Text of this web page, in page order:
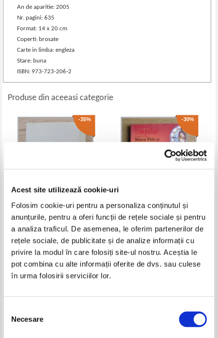
Acest site utilizează cookie-uri
Folosim cookie-uri pentru a personaliza conținutul și
anunțurile, pentru a oferi funcții de rețele sociale și pentru
a analiza traficul. De asemenea, le oferim partenerilor de
rețele sociale, de publicitate și de analize informații cu
privire la modul în care folosiți site-ul nostru. Aceștia le
pot combina cu alte informații oferite de dvs. sau culese
în urma folosirii serviciilor lor.
consimțământului
Necesare
An de aparitie: 2005
Nr. pagini: 635
Format: 14 x 20 cm
Coperti: brosate
Carte in limba: engleza
Stare: buna
ISBN: 973-723-206-2
Produse din aceeasi categorie
-35%
Pret:16,00Lei 10,40 Lei
Adaugă în coș
-30%
timpului, volumul 5. Marco Polo
si societatea secreta
Pret:16,00Lei 11,20 Lei
Adaugă în coș